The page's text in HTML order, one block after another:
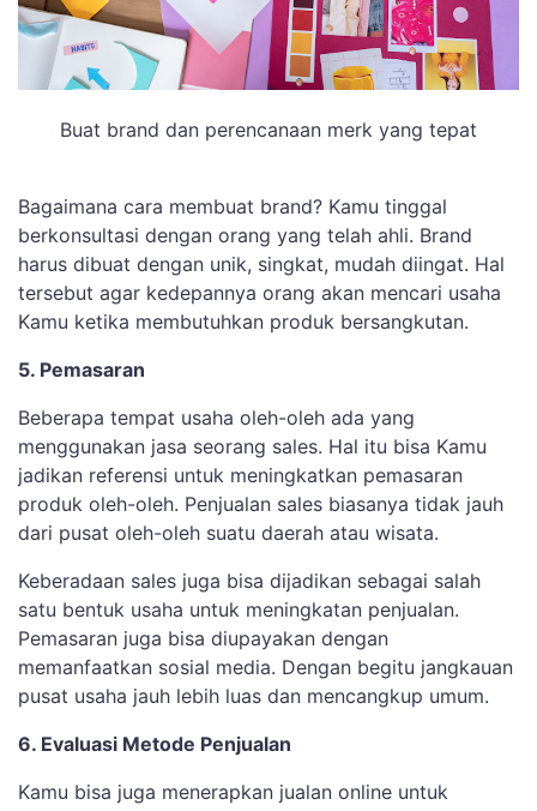
Buat brand dan perencanaan merk yang tepat
Bagaimana cara membuat brand? Kamu tinggal
berkonsultasi dengan orang yang telah ahli. Brand
harus dibuat dengan unik, singkat, mudah diingat. Hal
tersebut agar kedepannya orang akan mencari usaha
Kamu ketika membutuhkan produk bersangkutan.
5. Pemasaran
Beberapa tempat usaha oleh-oleh ada yang
menggunakan jasa seorang sales. Hal itu bisa Kamu
jadikan referensi untuk meningkatkan pemasaran
produk oleh-oleh. Penjualan sales biasanya tidak jauh
dari pusat oleh-oleh suatu daerah atau wisata.
Keberadaan sales juga bisa dijadikan sebagai salah
satu bentuk usaha untuk meningkatan penjualan.
Pemasaran juga bisa diupayakan dengan
memanfaatkan sosial media. Dengan begitu jangkauan
pusat usaha jauh lebih luas dan mencangkup umum.
6. Evaluasi Metode Penjualan
Kamu bisa juga menerapkan jualan online untuk